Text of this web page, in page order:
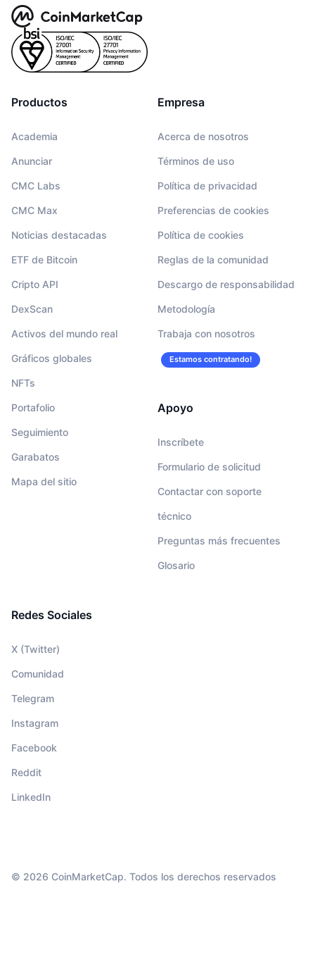
Productos
Academia
Anunciar
CMC Labs
CMC Max
Noticias destacadas
ETF de Bitcoin
Cripto API
DexScan
Activos del mundo real
Gráficos globales
NFTs
Portafolio
Seguimiento
Garabatos
Mapa del sitio
Empresa
Acerca de nosotros
Términos de uso
Política de privacidad
Preferencias de cookies
Política de cookies
Reglas de la comunidad
Descargo de responsabilidad
Metodología
Trabaja con nosotros
Estamos contratando!
Apoyo
Inscríbete
Formulario de solicitud
Contactar con soporte
técnico
Preguntas más frecuentes
Glosario
Redes Sociales
X (Twitter)
Comunidad
Telegram
Instagram
Facebook
Reddit
LinkedIn
© 2026 CoinMarketCap. Todos los derechos reservados